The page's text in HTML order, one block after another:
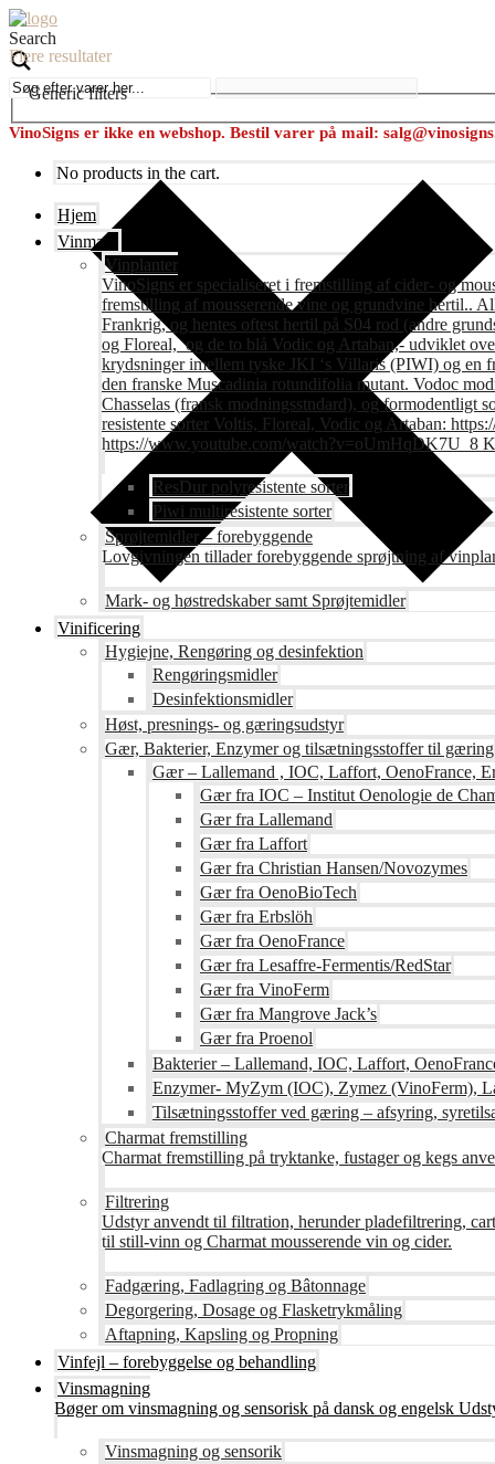
Search
Flere resultater
Generic filters
VinoSigns er ikke en webshop. Bestil varer på mail:
No products in the cart.
Hjem
Vinmark
Vinplanter
VinoSigns er specialiseret i fremstilling af cider- og
fremstilling af mousserende vine og grundvine hertil..
Frankrig, og hentes oftest hertil på S04 rod (andre
og Floreal, og de to blå Vodic og Artaban,- udviklet
krydsninger imellem tyske JKI ‘s Villaris (PIWI) og en
den franske Muscadinia rotundifolia mutant. Vodoc
Chasselas (fransk modningsstndard), og formodentligt
resistente sorter Voltis, Floreal, Vodic og Artaban:
https://www.youtube.com/watch?v=oUmHqDK7U_8
ResDur polyresistente sorter
Piwi multiresistente sorter
Sprøjtemidler – forebyggende
Lovgivningen tillader forebyggende sprøjtning af
Mark- og høstredskaber samt Sprøjtemidler
Vinificering
Hygiejne, Rengøring og desinfektion
Rengøringsmidler
Desinfektionsmidler
Høst, presnings- og gæringsudstyr
Gær, Bakterier, Enzymer og tilsætningsstoffer til gæring
Gær – Lallemand , IOC, Laffort, OenoFrance,
Gær fra IOC – Institut Oenologie de
Gær fra Lallemand
Gær fra Laffort
Gær fra Christian Hansen/Novozymes
Gær fra OenoBioTech
Gær fra Erbslöh
Gær fra OenoFrance
Gær fra Lesaffre-Fermentis/RedStar
Gær fra VinoFerm
Gær fra Mangrove Jack’s
Gær fra Proenol
Bakterier – Lallemand, IOC, Laffort,
Enzymer- MyZym (IOC), Zymez (VinoFerm),
Tilsætningsstoffer ved gæring – afsyring,
Charmat fremstilling
Charmat fremstilling på tryktanke, fustager og kegs
Filtrering
Udstyr anvendt til filtration, herunder pladefiltrering,
til still-vinn og Charmat mousserende vin og cider.
Fadgæring, Fadlagring og Bâtonnage
Degorgering, Dosage og Flasketrykmåling
Aftapning, Kapsling og Propning
Vinfejl – forebyggelse og behandling
Vinsmagning
Bøger om vinsmagning og sensorisk på dansk og engelsk
Vinsmagning og sensorik